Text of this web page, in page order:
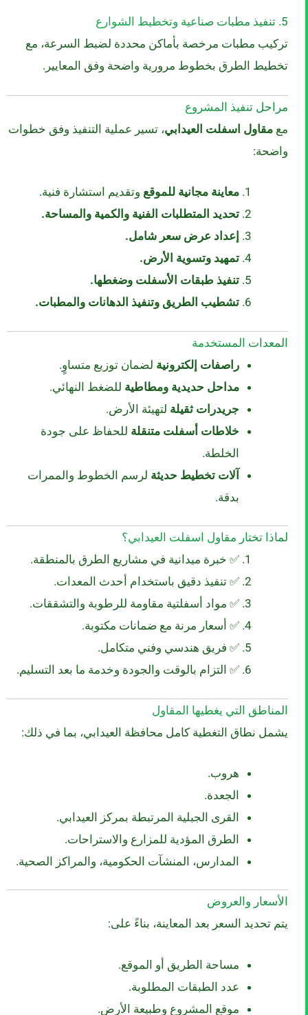
5. تنفيذ مطبات صناعية وتخطيط الشوارع
تركيب مطبات مرخصة بأماكن محددة لضبط السرعة، مع
تخطيط الطرق بخطوط مرورية واضحة وفق المعايير.
مراحل تنفيذ المشروع
مع مقاول اسفلت العيدابي، تسير عملية التنفيذ وفق خطوات
واضحة:
معاينة مجانية للموقع وتقديم استشارة فنية.
تحديد المتطلبات الفنية والكمية والمساحة.
إعداد عرض سعر شامل.
تمهيد وتسوية الأرض.
تنفيذ طبقات الأسفلت وضغطها.
تشطيب الطريق وتنفيذ الدهانات والمطبات.
المعدات المستخدمة
راصفات إلكترونية لضمان توزيع متساوٍ.
مداحل حديدية ومطاطية للضغط النهائي.
جريدرات ثقيلة لتهيئة الأرض.
خلاطات أسفلت متنقلة للحفاظ على جودة
الخلطة.
آلات تخطيط حديثة لرسم الخطوط والممرات
بدقة.
لماذا تختار مقاول اسفلت العيدابي؟
✅ خبرة ميدانية في مشاريع الطرق بالمنطقة.
✅ تنفيذ دقيق باستخدام أحدث المعدات.
✅ مواد أسفلتية مقاومة للرطوبة والتشققات.
✅ أسعار مرنة مع ضمانات مكتوبة.
✅ فريق هندسي وفني متكامل.
✅ التزام بالوقت والجودة وخدمة ما بعد التسليم.
المناطق التي يغطيها المقاول
يشمل نطاق التغطية كامل محافظة العيدابي، بما في ذلك:
هروب.
الجعدة.
القرى الجبلية المرتبطة بمركز العيدابي.
الطرق المؤدية للمزارع والاستراحات.
المدارس، المنشآت الحكومية، والمراكز الصحية.
الأسعار والعروض
يتم تحديد السعر بعد المعاينة، بناءً على:
مساحة الطريق أو الموقع.
عدد الطبقات المطلوبة.
موقع المشروع وطبيعة الأرض.